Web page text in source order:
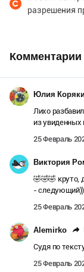
разрешения
Комментарии
Юлия
Лихо
из увиденных
25 Февраль
Виктория
🤣🤣🤣 круто,
-
25 Февраль
Alemirko
Судя по
25 Февраль